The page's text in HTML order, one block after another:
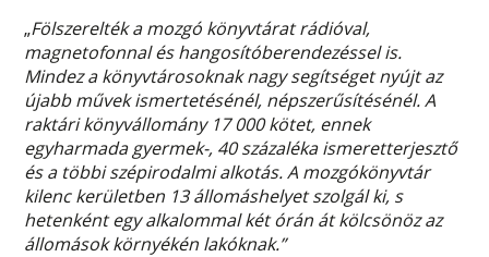
„Fölszerelték a mozgó könyvtárat rádióval,
magnetofonnal és hangosítóberendezéssel is.
Mindez a könyvtárosoknak nagy segítséget nyújt az
újabb művek ismertetésénél, népszerűsítésénél. A
raktári könyvállomány 17 000 kötet, ennek
egyharmada gyermek-, 40 százaléka ismeretterjesztő
és a többi szépirodalmi alkotás. A mozgókönyvtár
kilenc kerületben 13 állomáshelyet szolgál ki, s
hetenként egy alkalommal két órán át kölcsönöz az
állomások környékén lakóknak.”